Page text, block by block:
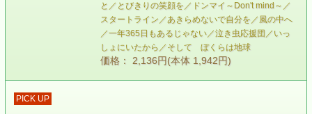
と／とびきりの笑顔を／ドンマイ～Don't mind～／
スタートライン／あきらめないで自分を／風の中へ
／一年365日もあるじゃない／泣き虫応援団／いっ
しょにいたから／そして ぼくらは地球
価格： 2,136円(本体 1,942円)
PICK UP